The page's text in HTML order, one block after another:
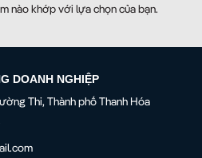
nào khớp với lựa chọn của bạn.
DOANH NGHIỆP
Thi, Thành phố Thanh Hóa